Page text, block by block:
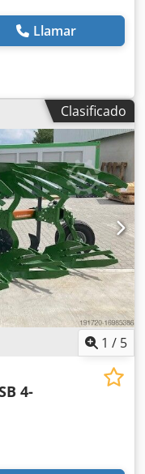
Llamar
Clasificado
1 / 5
4-